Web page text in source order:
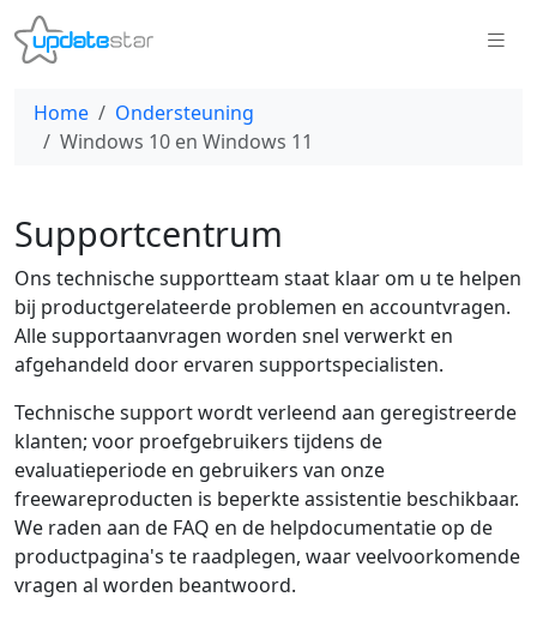
Home
Ondersteuning
Windows 10 en Windows 11
Supportcentrum
Ons technische supportteam staat klaar om u te helpen
bij productgerelateerde problemen en accountvragen.
Alle supportaanvragen worden snel verwerkt en
afgehandeld door ervaren supportspecialisten.
Technische support wordt verleend aan geregistreerde
klanten; voor proefgebruikers tijdens de
evaluatieperiode en gebruikers van onze
freewareproducten is beperkte assistentie beschikbaar.
We raden aan de FAQ en de helpdocumentatie op de
productpagina's te raadplegen, waar veelvoorkomende
vragen al worden beantwoord.